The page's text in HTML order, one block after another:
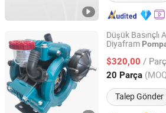
Düşük Basınçlı
Diyafram
$320,00 /
20 Parça
Talep Gönder
Taizhou Jusheng Machinery
Zhejiang, China Fiyat